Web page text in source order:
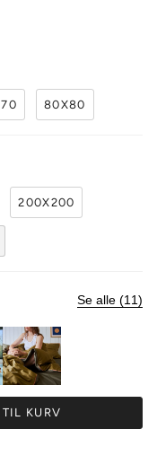
80X80
200X200
Se alle (11)
KURV